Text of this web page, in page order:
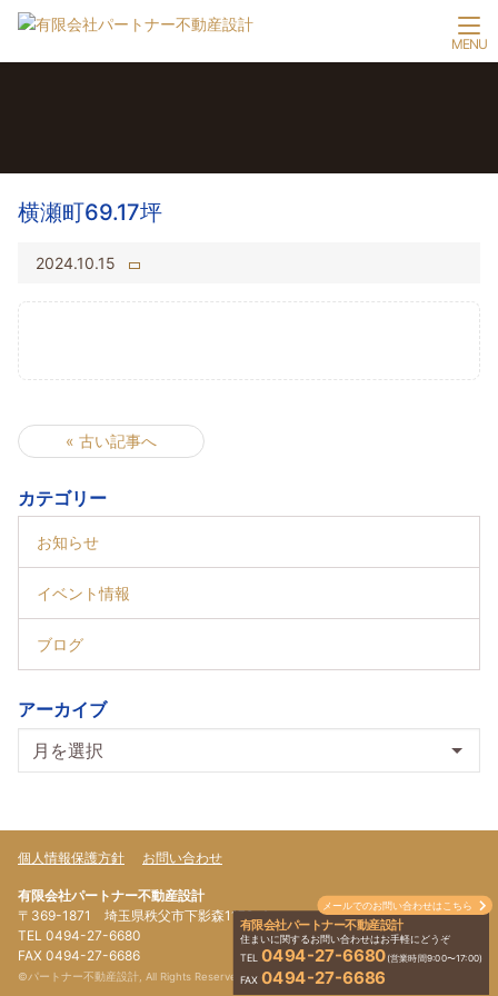
メールでのお問い合わせはこちら
有限会社パートナー不動産設計
住まいに関するお問い合わせはお手軽にどうぞ
TEL 0494-27-6680(営業時間9:00〜17:00)
FAX 0494-27-6686
横瀬町69.17坪
2024.10.15
« 古い記事へ
カテゴリー
お知らせ
イベント情報
ブログ
アーカイブ
個人情報保護方針 お問い合わせ
有限会社パートナー不動産設計
〒369-1871 埼玉県秩父市下影森1179-4
TEL 0494-27-6680
FAX 0494-27-6686
©パートナー不動産設計, All Rights Reserved.